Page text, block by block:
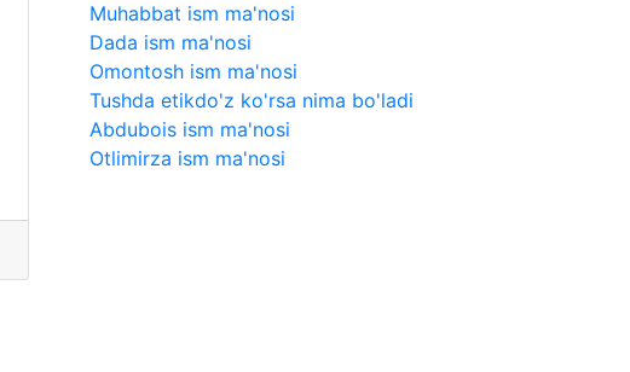
Muhabbat ism ma'nosi
Dada ism ma'nosi
Omontosh ism ma'nosi
Tushda etikdo'z ko'rsa nima bo'ladi
Abdubois ism ma'nosi
Otlimirza ism ma'nosi